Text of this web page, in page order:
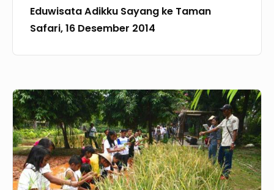
Eduwisata Adikku Sayang ke Taman
Safari, 16 Desember 2014
Eduwisata
Adikku
Sayang
di
Jakarta.
4